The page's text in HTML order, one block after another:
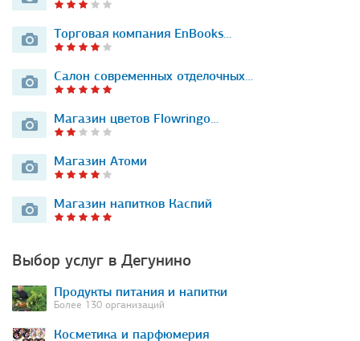
Торговая компания EnBooks…
Салон современных отделочных…
Магазин цветов Flowringo…
Магазин Атоми
Магазин напитков Каспий
Выбор услуг в Дегунино
Продукты питания и напитки
Более 130 организаций
Косметика и парфюмерия